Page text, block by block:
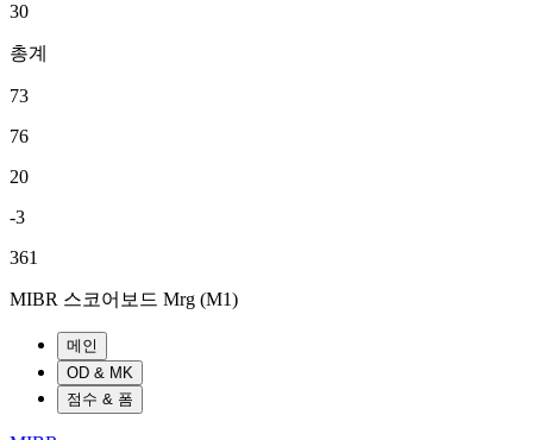
30
총계
73
76
20
-3
361
MIBR 스코어보드 Mrg (M1)
메인
OD & MK
점수 & 폼